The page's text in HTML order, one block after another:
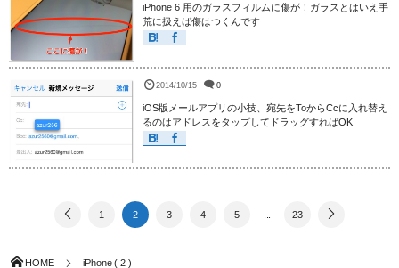
iPhone 6 用のガラスフィルムに傷が！ガラスとはいえ手
荒に扱えば傷はつくんです
2014/10/15 0
iOS版メールアプリの小技、宛先をToからCcに入れ替え
るのはアドレスをタップしてドラッグすればOK
1 2 3 4 5 23
HOME iPhone ( 2 )